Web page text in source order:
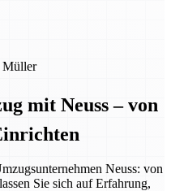
Müller
mit Neuss – von
Neuss: von
Sie sich auf Erfahrung,